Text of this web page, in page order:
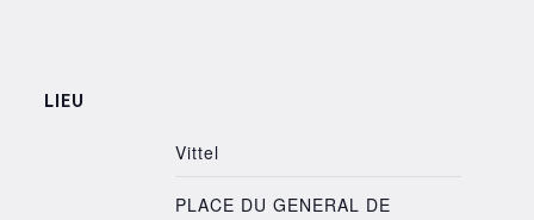
LIEU
Vittel
PLACE DU GENERAL DE